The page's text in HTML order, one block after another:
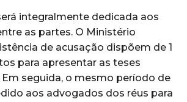
integralmente dedicada aos
as partes. O Ministério
de acusação dispõem de 1
para apresentar as teses
seguida, o mesmo período de
aos advogados dos réus para